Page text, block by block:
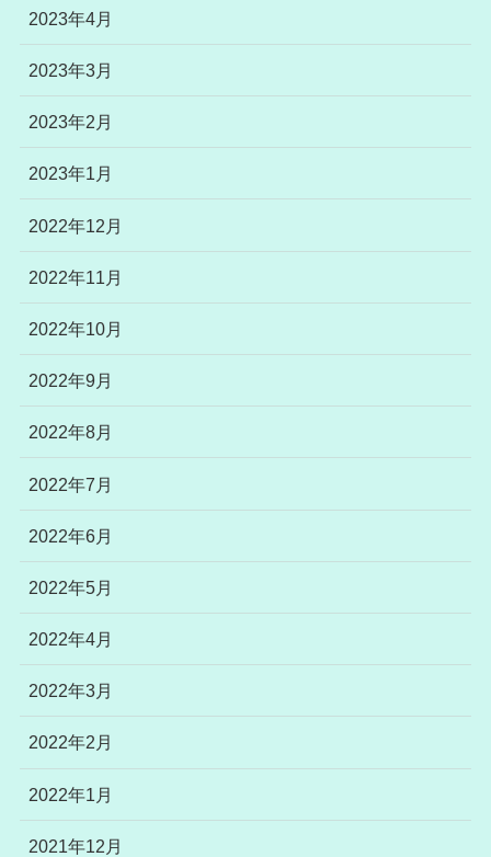
2023年4月
2023年3月
2023年2月
2023年1月
2022年12月
2022年11月
2022年10月
2022年9月
2022年8月
2022年7月
2022年6月
2022年5月
2022年4月
2022年3月
2022年2月
2022年1月
2021年12月